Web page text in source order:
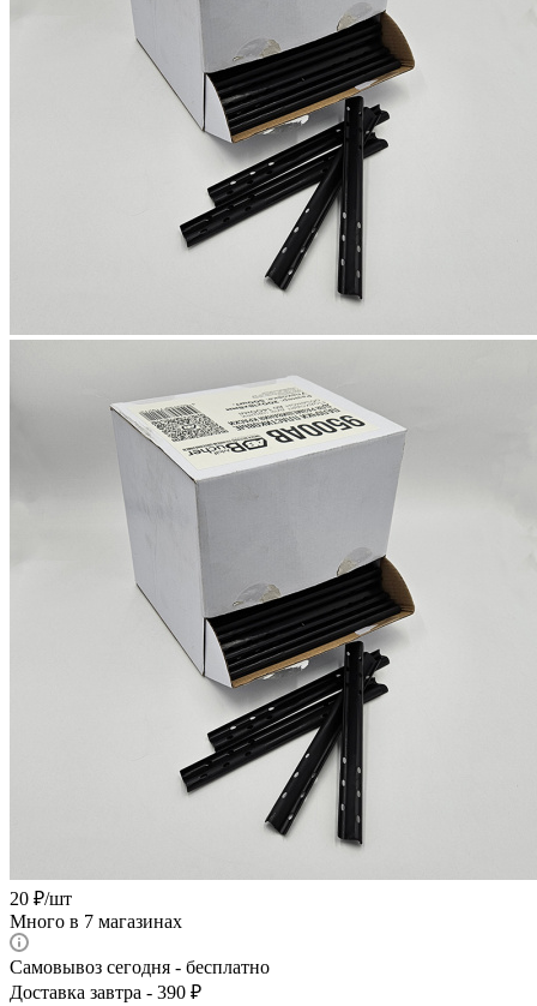
20 ₽/шт
Много в 7 магазинах
Самовывоз сегодня - бесплатно
Доставка завтра - 390 ₽